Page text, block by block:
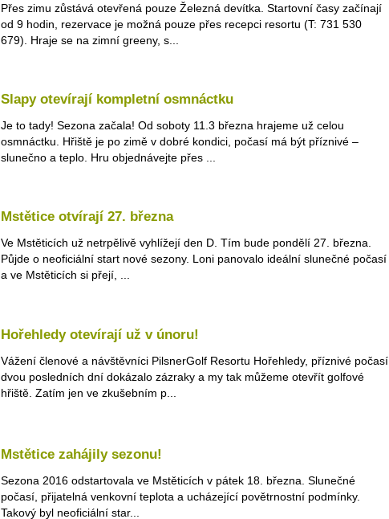
Přes zimu zůstává otevřená pouze Železná devítka. Startovní časy začínají
od 9 hodin, rezervace je možná pouze přes recepci resortu (T: 731 530
679). Hraje se na zimní greeny, s...
Slapy otevírají kompletní osmnáctku
Je to tady! Sezona začala! Od soboty 11.3 března hrajeme už celou
osmnáctku. Hřiště je po zimě v dobré kondici, počasí má být příznivé –
slunečno a teplo. Hru objednávejte přes ...
Mstětice otvírají 27. března
Ve Mstěticích už netrpělivě vyhlížejí den D. Tím bude pondělí 27. března.
Půjde o neoficiální start nové sezony. Loni panovalo ideální slunečné počasí
a ve Mstěticích si přejí, ...
Hořehledy otevírají už v únoru!
Vážení členové a návštěvníci PilsnerGolf Resortu Hořehledy, příznivé počasí
dvou posledních dní dokázalo zázraky a my tak můžeme otevřít golfové
hřiště. Zatím jen ve zkušebním p...
Mstětice zahájily sezonu!
Sezona 2016 odstartovala ve Mstěticích v pátek 18. března. Slunečné
počasí, přijatelná venkovní teplota a ucházející povětrnostní podmínky.
Takový byl neoficiální star...